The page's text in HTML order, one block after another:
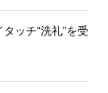
ッチ“洗礼”を受